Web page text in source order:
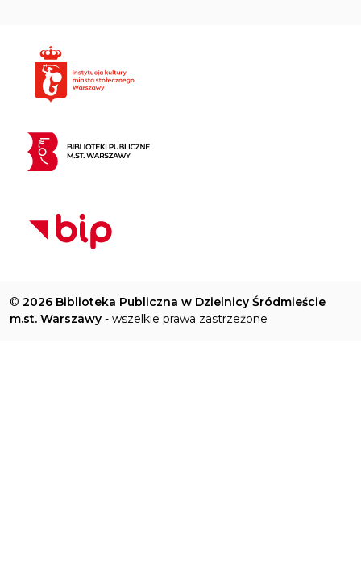
© 2026 Biblioteka Publiczna w Dzielnicy Śródmieście
m.st. Warszawy - wszelkie prawa zastrzeżone